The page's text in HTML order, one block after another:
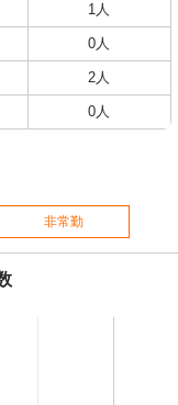
1人
0人
2人
0人
非常勤